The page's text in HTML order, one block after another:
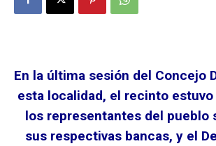
En la última sesión del Concejo
esta localidad, el recinto
los representantes del pueblo
sus respectivas bancas, y el